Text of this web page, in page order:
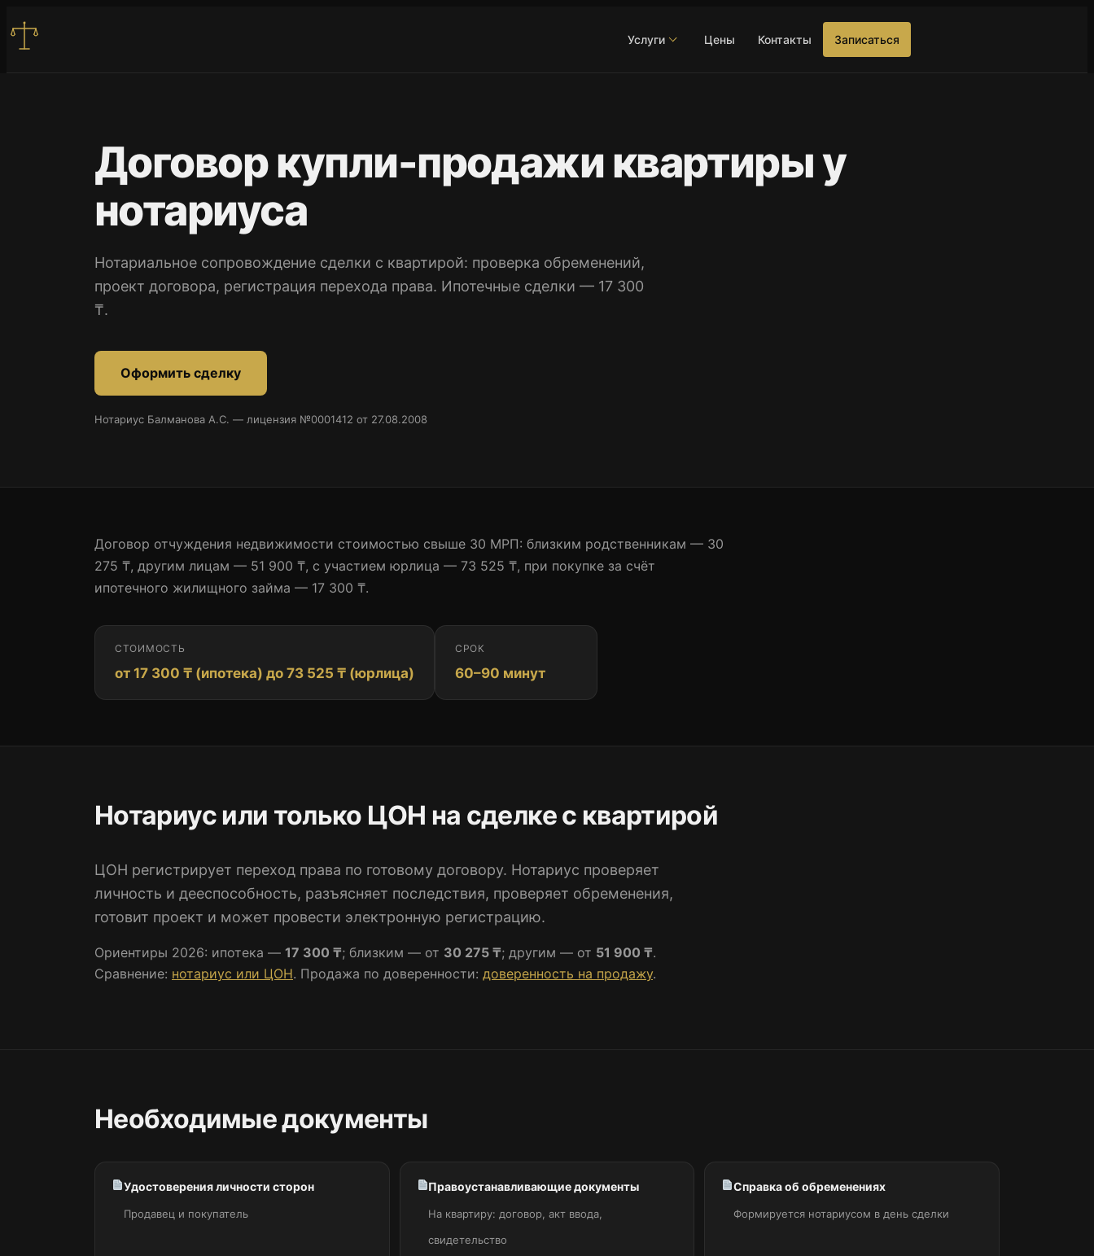
Перейти
Услуги Цены Контакты Записаться
Услуги
Цены
Контакты
Записаться
+7 701 915 44 94
WhatsApp +7 777 250 93 08
Договор купли-продажи квартиры у
нотариуса
Нотариальное сопровождение сделки с квартирой: проверка обременений,
проект договора, регистрация перехода права. Ипотечные сделки — 17 300
₸.
Оформить сделку
Нотариус Балманова А.С. — лицензия №0001412 от 27.08.2008
Договор отчуждения недвижимости стоимостью свыше 30 МРП: близким родственникам — 30
275 ₸, другим лицам — 51 900 ₸, с участием юрлица — 73 525 ₸, при покупке за счёт
ипотечного жилищного займа — 17 300 ₸.
СТОИМОСТЬ
от 17 300 ₸ (ипотека) до 73 525 ₸ (юрлица)
СРОК
60–90 минут
Нотариус или только ЦОН на сделке с квартирой
ЦОН регистрирует переход права по готовому договору. Нотариус проверяет
личность и дееспособность, разъясняет последствия, проверяет обременения,
готовит проект и может провести электронную регистрацию.
Ориентиры 2026: ипотека — 17 300 ₸; близким — от 30 275 ₸; другим — от 51 900 ₸.
Сравнение: нотариус или ЦОН. Продажа по доверенности: доверенность на продажу.
Необходимые документы
Удостоверения личности сторон
Продавец и покупатель
Правоустанавливающие документы
На квартиру: договор, акт ввода,
свидетельство
Справка об обременениях
Формируется нотариусом в день сделки